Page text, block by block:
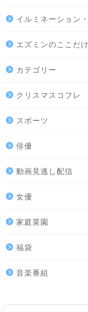
イルミネーション
エズミンのここだ
カテゴリー
クリスマスコフレ
スポーツ
俳優
動画見逃し配信
女優
家庭菜園
福袋
音楽番組